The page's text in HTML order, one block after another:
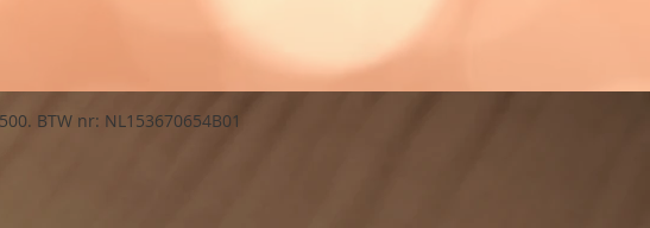
BTW nr: NL153670654B01